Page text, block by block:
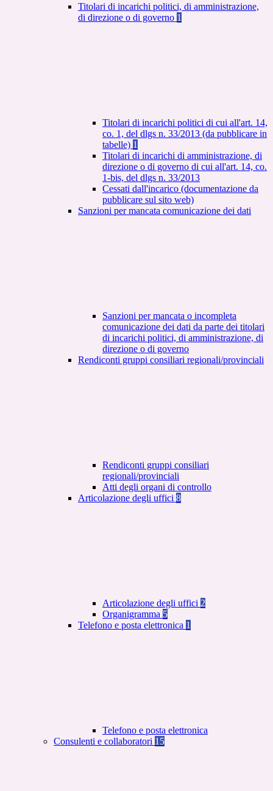
Titolari di incarichi politici, di amministrazione,
di direzione o di governo 1
Titolari di incarichi politici di cui all'art. 14,
co. 1, del dlgs n. 33/2013 (da pubblicare in
tabelle) 1
Titolari di incarichi di amministrazione, di
direzione o di governo di cui all'art. 14, co.
1-bis, del dlgs n. 33/2013
Cessati dall'incarico (documentazione da
pubblicare sul sito web)
Sanzioni per mancata comunicazione dei dati
Sanzioni per mancata o incompleta
comunicazione dei dati da parte dei titolari
di incarichi politici, di amministrazione, di
direzione o di governo
Rendiconti gruppi consiliari regionali/provinciali
Rendiconti gruppi consiliari
regionali/provinciali
Atti degli organi di controllo
Articolazione degli uffici 8
Articolazione degli uffici 2
Organigramma 5
Telefono e posta elettronica 1
Telefono e posta elettronica
Consulenti e collaboratori 15